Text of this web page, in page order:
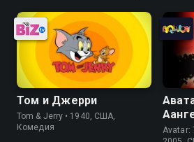
Том и Джерри
Tom & Jerry • 1940, США,
Комедия
Avatar: